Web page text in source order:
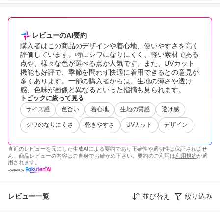
レビューのAI要約
購入者はこの商品のデザインや着心地、使いやすさを高く
評価しています。特にシワになりにくく、軽い素材である
点や、様々な色が選べる点が人気です。また、UVカット
機能も好評で、季節を問わず快適に着用できるとの意見が
多くあります。一部の購入者からは、生地の薄さや透け
感、色味が画像と異なるといった指摘も見られます。
トピックに絞って見る
サイズ感 色合い 着心地 生地の質感 透け感
シワのなりにくさ 乾きやすさ UVカット デザイン
直近のレビューを元にした生成AIによる要約であり正確性や適切性は保証されませ
ん。商品レビューの内容はご自身でお確かめ下さい。要約のご利用は利用規約が適
用されます。
レビュー一覧 並び替え 絞り込み